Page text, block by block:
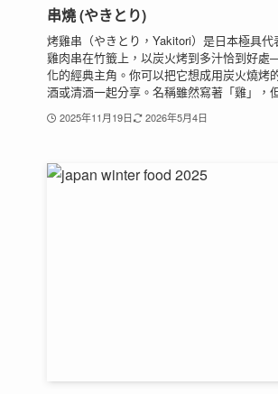
串燒 (やきとり)
烤雞串（やきとり，Yakitori）是日本極具
雞肉串在竹籤上，以炭火烤到多汁恰到好
化的經典主角。你可以把它想成用炭火燒烤
酒或清酒一起分享。名稱雖然寫著「雞」，
2025年11月19日 2026年5月4日